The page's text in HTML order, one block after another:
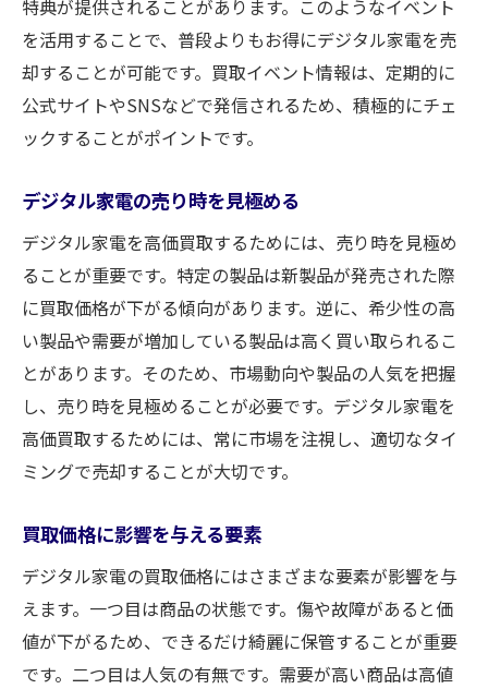
特典が提供されることがあります。このようなイベント
を活用することで、普段よりもお得にデジタル家電を売
却することが可能です。買取イベント情報は、定期的に
公式サイトやSNSなどで発信されるため、積極的にチェ
ックすることがポイントです。
デジタル家電の売り時を見極める
デジタル家電を高価買取するためには、売り時を見極め
ることが重要です。特定の製品は新製品が発売された際
に買取価格が下がる傾向があります。逆に、希少性の高
い製品や需要が増加している製品は高く買い取られるこ
とがあります。そのため、市場動向や製品の人気を把握
し、売り時を見極めることが必要です。デジタル家電を
高価買取するためには、常に市場を注視し、適切なタイ
ミングで売却することが大切です。
買取価格に影響を与える要素
デジタル家電の買取価格にはさまざまな要素が影響を与
えます。一つ目は商品の状態です。傷や故障があると価
値が下がるため、できるだけ綺麗に保管することが重要
です。二つ目は人気の有無です。需要が高い商品は高値